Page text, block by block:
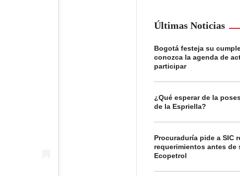
Últimas Noticias
Bogotá festeja su
conozca la agenda de
participar
¿Qué esperar de la
de la Espriella?
Procuraduría pide a SIC
requerimientos antes de
Ecopetrol